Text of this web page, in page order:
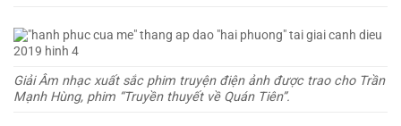
Giải Âm nhạc xuất sắc phim truyện điện ảnh được trao cho Trần
Mạnh Hùng, phim “Truyền thuyết về Quán Tiên”.